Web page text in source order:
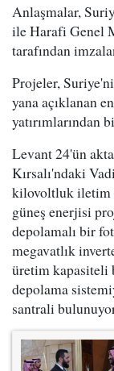
Anlaşmalar,
ile Harafi Genel
tarafından
Projeler,
yana açıklanan
yatırımlarından
Levant 24'ün
Kırsalı'ndaki
kilovoltluk iletim
güneş enerjisi
depolamalı bir
megavatlık
üretim kapasiteli
depolama
santrali